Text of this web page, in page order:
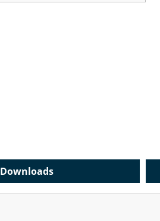
Downloads